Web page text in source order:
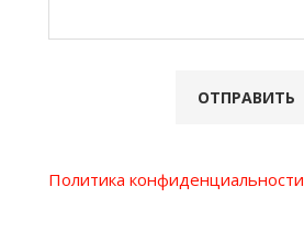
Политика конфиденциальности